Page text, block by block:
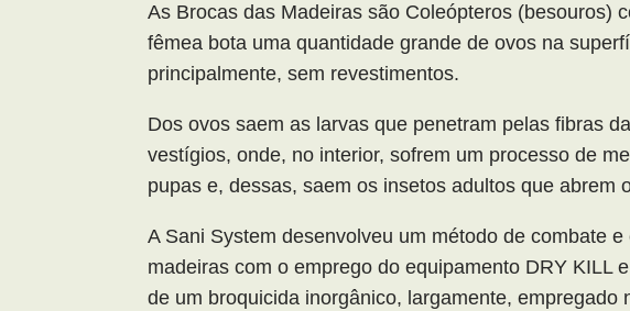
As Brocas das Madeiras são Coleópteros (besouros)
fêmea bota uma quantidade grande de ovos na
principalmente, sem revestimentos.
Dos ovos saem as larvas que penetram pelas fibras
vestígios, onde, no interior, sofrem um processo de
pupas e, dessas, saem os insetos adultos que abrem
A Sani System desenvolveu um método de combate
madeiras com o emprego do equipamento DRY KILL
de um broquicida inorgânico, largamente, empregado